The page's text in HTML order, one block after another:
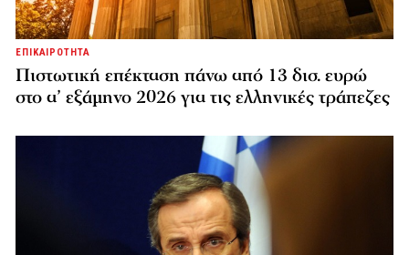
ΕΠΙΚΑΙΡΟΤΗΤΑ
Πιστωτική επέκταση πάνω από 13 δισ. ευρώ
στο α’ εξάμηνο 2026 για τις ελληνικές τράπεζες